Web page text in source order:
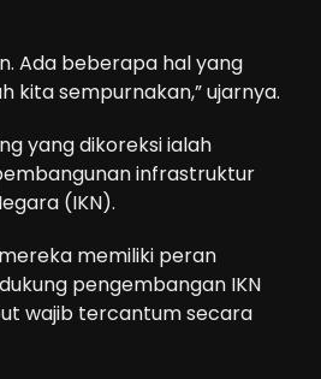
Ada beberapa hal yang
kita sempurnakan,” ujarnya.
yang dikoreksi ialah
infrastruktur
(IKN).
memiliki peran
pengembangan IKN
wajib tercantum secara